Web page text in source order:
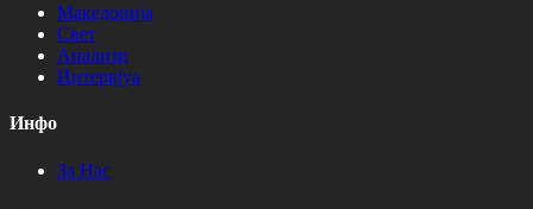
Македонија
Свет
Анализи
Интервјуа
Инфо
За Нас